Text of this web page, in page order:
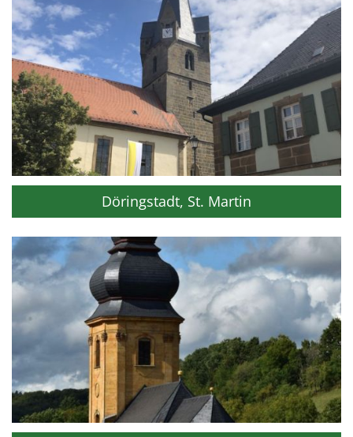
Döringstadt, St. Martin